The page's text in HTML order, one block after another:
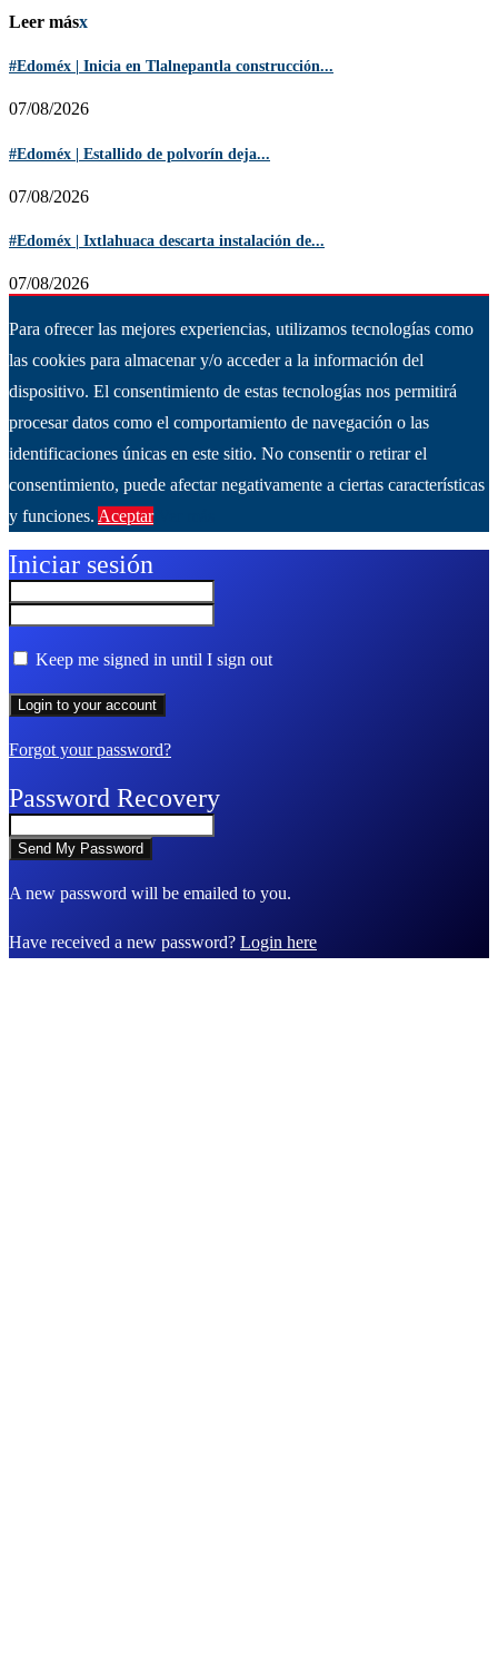
Leer másx
#Edoméx | Inicia en Tlalnepantla construcción...
07/08/2026
#Edoméx | Estallido de polvorín deja...
07/08/2026
#Edoméx | Ixtlahuaca descarta instalación de...
07/08/2026
Para ofrecer las mejores experiencias, utilizamos tecnologías como
las cookies para almacenar y/o acceder a la información del
dispositivo. El consentimiento de estas tecnologías nos permitirá
procesar datos como el comportamiento de navegación o las
identificaciones únicas en este sitio. No consentir o retirar el
consentimiento, puede afectar negativamente a ciertas características
y funciones. Aceptar
Iniciar sesión
Keep me signed in until I sign out
Forgot your password?
Password Recovery
A new password will be emailed to you.
Have received a new password? Login here